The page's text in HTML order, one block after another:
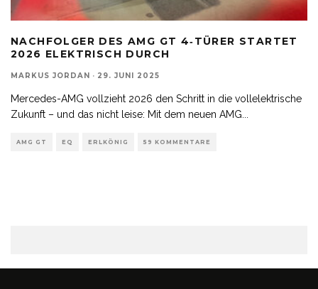
NACHFOLGER DES AMG GT 4‑TÜRER STARTET
2026 ELEKTRISCH DURCH
MARKUS JORDAN · 29. JUNI 2025
Mercedes-AMG vollzieht 2026 den Schritt in die vollelektrische
Zukunft – und das nicht leise: Mit dem neuen AMG
AMG GT EQ ERLKÖNIG 59 KOMMENTARE